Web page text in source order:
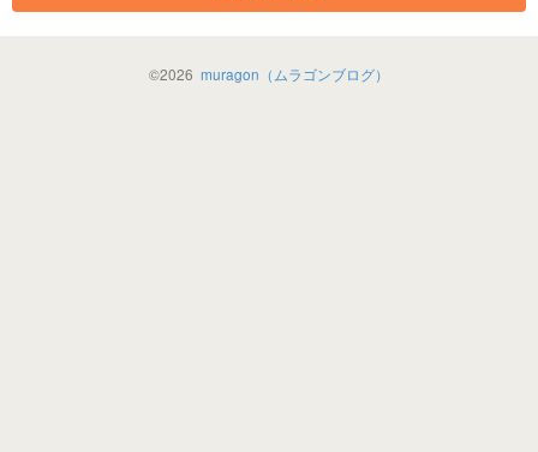
©2026 muragon（ムラゴンブログ）